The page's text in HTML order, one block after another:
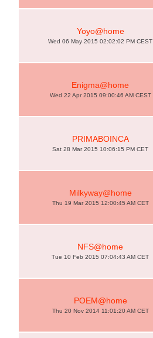
Yoyo@home
Wed 06 May 2015 02:02:02 PM CEST
Enigma@home
Wed 22 Apr 2015 09:00:46 AM CEST
PRIMABOINCA
Sat 28 Mar 2015 10:06:15 PM CET
Milkyway@home
Thu 19 Mar 2015 12:00:45 AM CET
NFS@home
Tue 10 Feb 2015 07:04:43 AM CET
POEM@home
Thu 20 Nov 2014 11:01:20 AM CET